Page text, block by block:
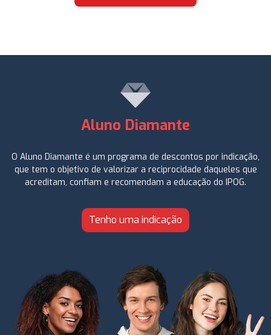
Aluno Diamante
O Aluno Diamante é um programa de descontos por indicação,
que tem o objetivo de valorizar a reciprocidade daqueles que
acreditam, confiam e recomendam a educação do IPOG.
Tenho uma indicação